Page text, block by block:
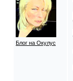
Блог на Окулус